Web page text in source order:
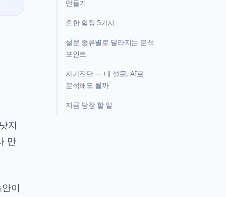
지
만
이
만들기
흔한 함정 5가지
설문 종류별로 달라지는 분석
포인트
자가진단 — 내 설문, AI로
분석해도 될까
지금 당장 할 일